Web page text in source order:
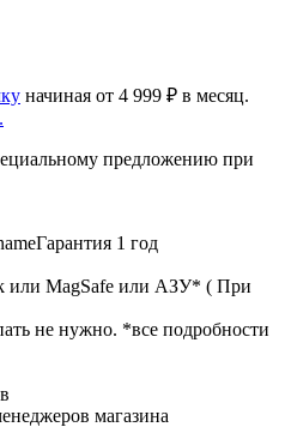
начиная от 4 999 ₽ в месяц.
предложению при
Гарантия 1 год
или MagSafe или AЗУ* ( При
не нужно. *все подробности
магазина